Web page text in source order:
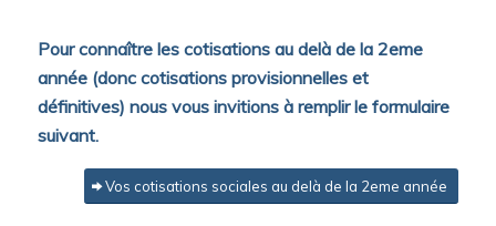
Pour connaître les cotisations au delà de la 2eme
année (donc cotisations provisionnelles et
définitives) nous vous invitions à remplir le formulaire
suivant.
Vos cotisations sociales au delà de la 2eme année